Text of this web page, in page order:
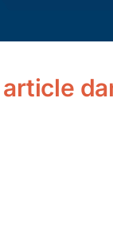
article